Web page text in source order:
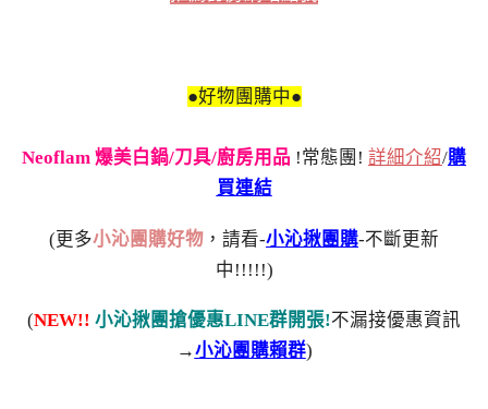
●好物團購中●
Neoflam 爆美白鍋/刀具/廚房用品 !常態團! 詳細介紹/購
買連結
(更多小沁團購好物 ，請看-小沁揪團購-不斷更新
中!!!!!)
(NEW!! 小沁揪團搶優惠LINE群開張!不漏接優惠資訊
→小沁團購賴群)